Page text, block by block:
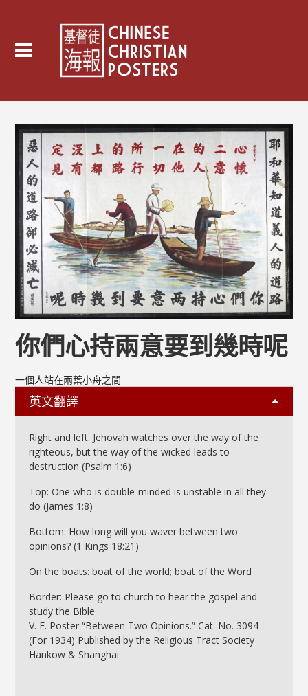
你們心持兩意要到幾時呢
一個人站在兩葉小舟之間
英文翻譯
Right and left: Jehovah watches over the way of the
righteous, but the way of the wicked leads to
destruction (Psalm 1:6)
Top: One who is double-minded is unstable in all they
do (James 1:8)
Bottom: How long will you waver between two
opinions? (1 Kings 18:21)
On the boats: boat of the world; boat of the Word
Border: Please go to church to hear the gospel and
study the Bible
V. E. Poster “Between Two Opinions.” Cat. No. 3094
(For 1934) Published by the Religious Tract Society
Hankow & Shanghai